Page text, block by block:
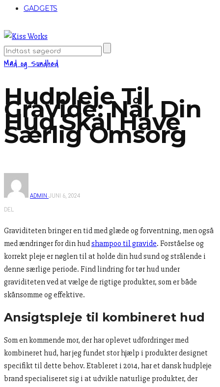
GADGETS
Mad og Sundhed
Hudpleje Til
Gravide: Når Din
Hud Skal Have
Særlig Omsorg
ADMIN JUNI 6, 2024
DEL
Graviditeten bringer en tid med glæde og forventning, men også
med ændringer for din hudshampoo til gravide. Forståelse og
korrekt pleje er nøglen til at holde din hud sund og strålende i
denne særlige periode. Find lindring for tør hud under
graviditeten ved at vælge de rigtige produkter, som er både
skånsomme og effektive.
Ansigtspleje til kombineret hud
Som en kommende mor, der har oplevet udfordringer med
kombineret hud, har jeg fundet stor hjælp i produkter designet
specifikt til dette behov. Etableret i 2014, har et dansk hudpleje
brand specialiseret sig i at udvikle naturlige produkter, der